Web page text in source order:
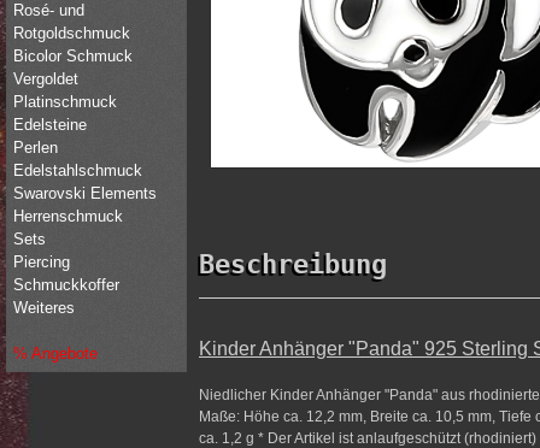
Beschreibung
Kinder Anhänger "Panda" 925 Sterling
Niedlicher Kinder Anhänger "Panda" aus
Maße: Höhe ca. 12,2 mm, Breite ca. 10,5 mm,
ca. 1,2 g * Der Artikel ist anlaufgeschützt
Rosé- und
Rotgoldschmuck
Bicolor Schmuck
Vergoldet
Platinschmuck
Edelsteine
Perlen
Edelstahlschmuck
Swarovski Elements
Herrenschmuck
Sets
Piercing
Schmuckkoffer
Weiteres
% Angebote